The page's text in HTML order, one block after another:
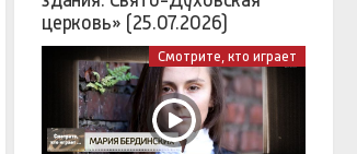
церковь» (25.07.2026)
Смотрите, кто играет